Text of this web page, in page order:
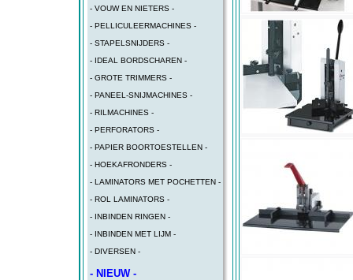
- VOUW EN NIETERS -
- PELLICULEERMACHINES -
- STAPELSNIJDERS -
- IDEAL BORDSCHAREN -
- GROTE TRIMMERS -
- PANEEL-SNIJMACHINES -
- RILMACHINES -
- PERFORATORS -
- PAPIER BOORTOESTELLEN -
- HOEKAFRONDERS -
- LAMINATORS MET POCHETTEN -
- ROL LAMINATORS -
- INBINDEN RINGEN -
- INBINDEN MET LIJM -
- DIVERSEN -
- NIEUW -